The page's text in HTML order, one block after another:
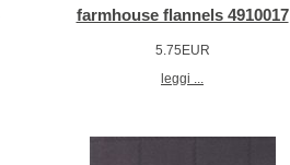
farmhouse flannels 4910017
5.75EUR
leggi ...